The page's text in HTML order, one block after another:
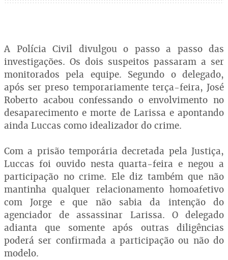
A Polícia Civil divulgou o passo a passo das
investigações. Os dois suspeitos passaram a ser
monitorados pela equipe. Segundo o delegado,
após ser preso temporariamente terça-feira, José
Roberto acabou confessando o envolvimento no
desaparecimento e morte de Larissa e apontando
ainda Luccas como idealizador do crime.
Com a prisão temporária decretada pela Justiça,
Luccas foi ouvido nesta quarta-feira e negou a
participação no crime. Ele diz também que não
mantinha qualquer relacionamento homoafetivo
com Jorge e que não sabia da intenção do
agenciador de assassinar Larissa. O delegado
adianta que somente após outras diligências
poderá ser confirmada a participação ou não do
modelo.